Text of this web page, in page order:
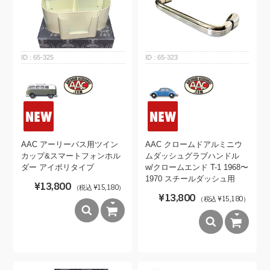
65-325
AAC アーリーバス用ツイン
カップ&スマートフォンホル
ダー アイボリタイプ
¥13,800 （税込 ¥15,180）
65-323
AAC クロームドアルミニウ
ムダッシュグラブハンドル
w/クロームエンド T-1 1968〜
1970 スチールダッシュ用
¥13,800 （税込 ¥15,180）